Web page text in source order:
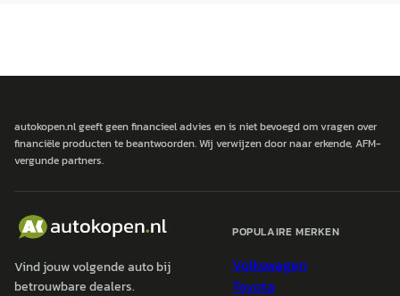
autokopen.nl geeft geen financieel advies en is niet bevoegd om vragen over
financiële producten te beantwoorden. Wij verwijzen door naar erkende, AFM-
vergunde partners.
Vind jouw volgende auto bij
betrouwbare dealers.
POPULAIRE MERKEN
Volkswagen
Toyota